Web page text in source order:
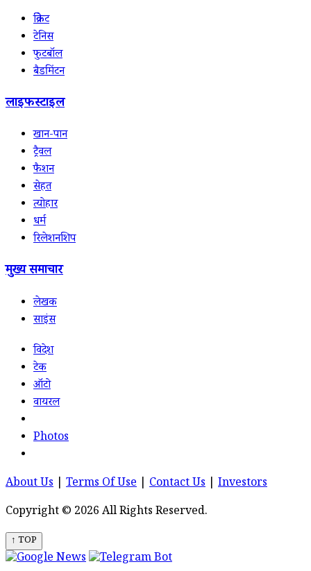
क्रिकेट
टेनिस
फुटबॉल
बैडमिंटन
लाइफस्टाइल
खान-पान
ट्रैवल
फैशन
सेहत
त्योहार
धर्म
रिलेशनशिप
मुख्य समाचार
लेखक
साइंस
विदेश
टेक
ऑटो
वायरल
Photos
About Us Terms Of Use Contact Us
Investors
Copyright © 2026 All Rights Reserved.
↑ TOP